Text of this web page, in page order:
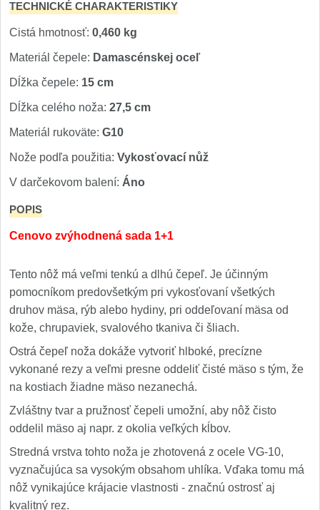
TECHNICKÉ CHARAKTERISTIKY
Cistá hmotnosť: 0,460 kg
Materiál čepele: Damascénskej oceľ
Dĺžka čepele: 15 cm
Dĺžka celého noža: 27,5 cm
Materiál rukoväte: G10
Nože podľa použitia: Vykosťovací nůž
V darčekovom balení: Áno
POPIS
Cenovo zvýhodnená sada 1+1
Tento nôž má veľmi tenkú a dlhú čepeľ. Je účinným
pomocníkom predovšetkým pri vykosťovaní všetkých
druhov mäsa, rýb alebo hydiny, pri oddeľovaní mäsa od
kože, chrupaviek, svalového tkaniva či šliach.
Ostrá čepeľ noža dokáže vytvoriť hlboké, precízne
vykonané rezy a veľmi presne oddeliť čisté mäso s tým, že
na kostiach žiadne mäso nezanechá.
Zvláštny tvar a pružnosť čepeli umožní, aby nôž čisto
oddelil mäso aj napr. z okolia veľkých kĺbov.
Stredná vrstva tohto noža je zhotovená z ocele VG-10,
vyznačujúca sa vysokým obsahom uhlíka. Vďaka tomu má
nôž vynikajúce krájacie vlastnosti - značnú ostrosť aj
kvalitný rez.